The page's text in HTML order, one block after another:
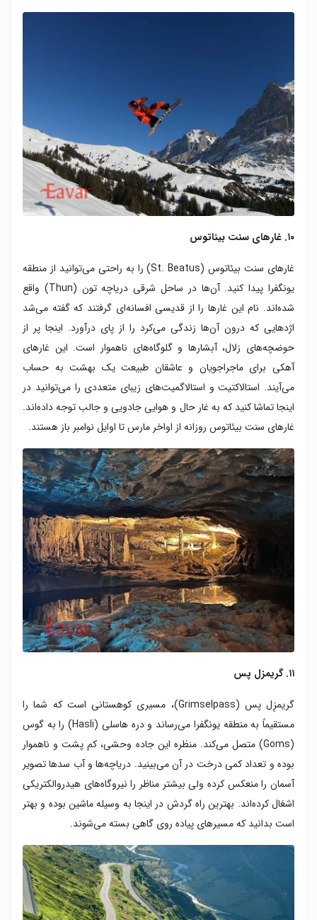
۱۰. غارهای سنت بیئاتوس
غارهای سنت بیئاتوس (St. Beatus) را به راحتی می‌توانید از منطقه
یونگفرا پیدا کنید. آن‌ها در ساحل شرقی دریاچه تون (Thun) واقع
شده‌اند. نام این غارها را از قدیسی افسانه‌ای گرفتند که گفته می‌شد
اژدهایی که درون آن‌ها زندگی می‌کرد را از پای درآورد. اینجا پر از
حوضچه‌های زلال، آبشارها و گلوگاه‌های ناهموار است. این غارهای
آهکی برای ماجراجویان و عاشقان طبیعت یک بهشت به حساب
می‌آیند. استالاکتیت و استالاگمیت‌های زیبای متعددی را می‌توانید در
اینجا تماشا کنید که به غار حال و هوایی جادویی و جالب توجه داده‌اند.
غارهای سنت بیئاتوس روزانه از اواخر مارس تا اوایل نوامبر باز هستند.
۱۱. گریمزل پس
گریمزِل پس (Grimselpass)، مسیری کوهستانی است که شما را
مستقیماً به منطقه یونگفرا می‌رساند و دره هاسلی (Hasli) را به گوس
(Goms) متصل می‌کند. منظره این جاده وحشی، کم پشت و ناهموار
بوده و تعداد کمی درخت در آن می‌بینید. دریاچه‌ها و آب سدها تصویر
آسمان را منعکس کرده ولی بیشتر مناظر را نیروگاه‌های هیدروالکتریکی
اشغال کرده‌اند. بهترین راه گردش در اینجا به وسیله ماشین بوده و بهتر
است بدانید که مسیرهای پیاده روی گاهی بسته می‌شوند.